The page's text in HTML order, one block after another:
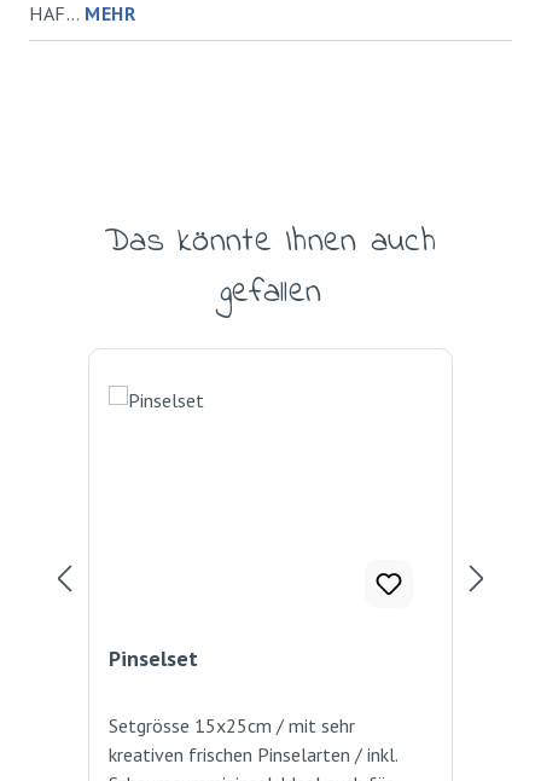
HAF… MEHR
Produktgalerie überspringen
Das könnte Ihnen auch
gefallen
Pinselset
Setgrösse 15x25cm / mit sehr
kreativen frischen Pinselarten / inkl.